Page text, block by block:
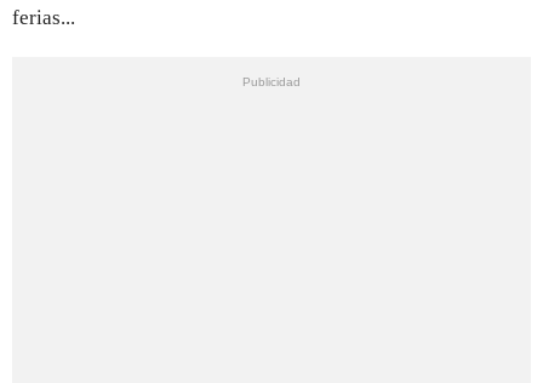
ferias...